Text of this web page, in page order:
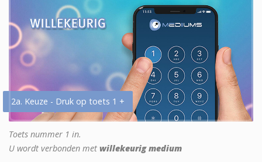
2a. Keuze - Druk op toets 1 +
Toets nummer 1 in.
U wordt verbonden met willekeurig medium